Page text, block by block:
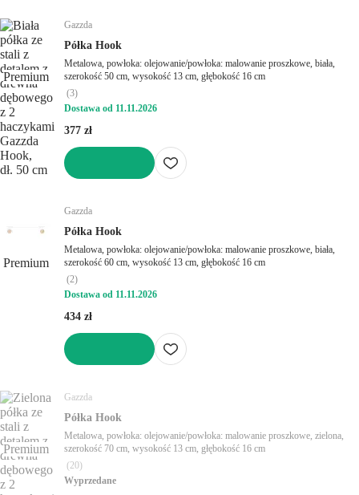
Premium
Gazzda
Półka Hook
Metalowa, powłoka: olejowanie/powłoka: malowanie proszkowe, biała,
szerokość 50 cm, wysokość 13 cm, głębokość 16 cm
(3)
Dostawa od 11.11.2026
377 zł
Premium
Gazzda
Półka Hook
Metalowa, powłoka: olejowanie/powłoka: malowanie proszkowe, biała,
szerokość 60 cm, wysokość 13 cm, głębokość 16 cm
(2)
Dostawa od 11.11.2026
434 zł
Premium
Gazzda
Półka Hook
Metalowa, powłoka: olejowanie/powłoka: malowanie proszkowe, zielona,
szerokość 70 cm, wysokość 13 cm, głębokość 16 cm
(20)
Wyprzedane